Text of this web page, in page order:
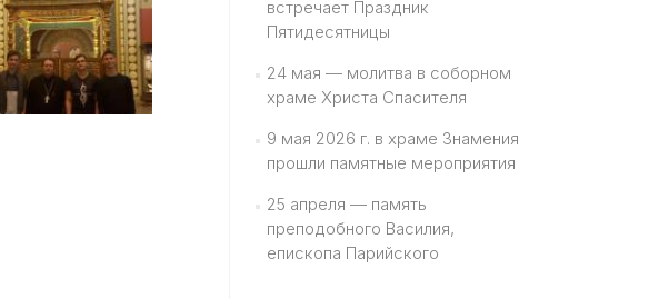
встречает Праздник
Пятидесятницы
24 мая — молитва в соборном
храме Христа Спасителя
9 мая 2026 г. в храме Знамения
прошли памятные мероприятия
25 апреля — память
преподобного Василия,
епископа Парийского